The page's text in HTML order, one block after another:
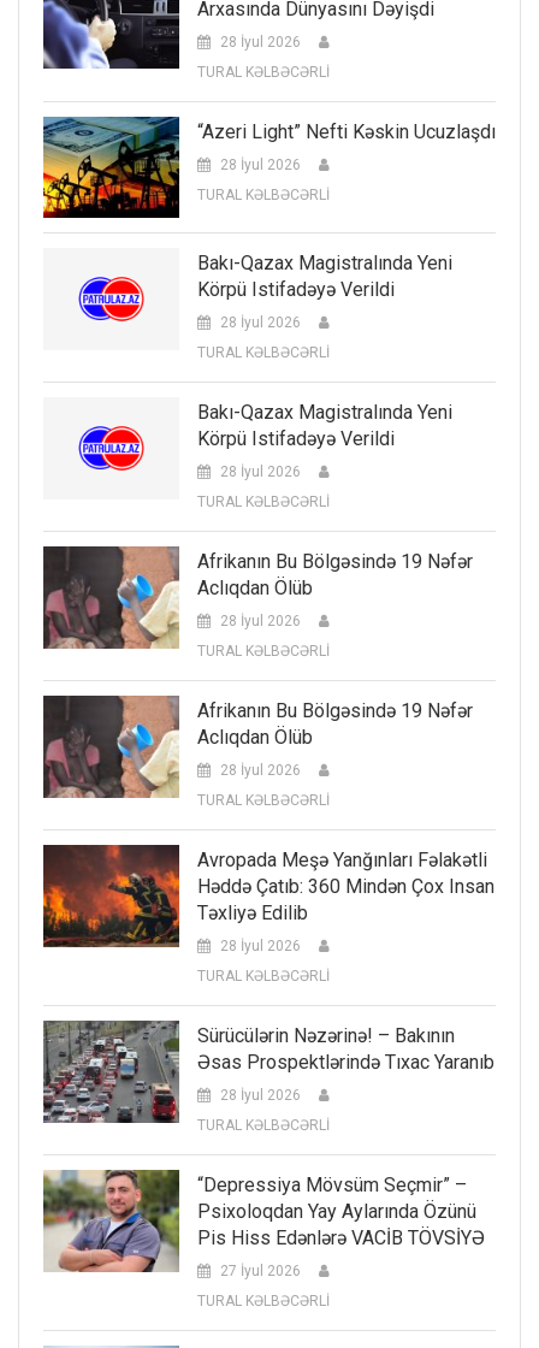
Arxasında Dünyasını Dəyişdi
28 İyul 2026
TURAL KƏLBƏCƏRLİ
“Azeri Light” Nefti Kəskin Ucuzlaşdı
28 İyul 2026
TURAL KƏLBƏCƏRLİ
Bakı-Qazax Magistralında Yeni
Körpü Istifadəyə Verildi
28 İyul 2026
TURAL KƏLBƏCƏRLİ
Bakı-Qazax Magistralında Yeni
Körpü Istifadəyə Verildi
28 İyul 2026
TURAL KƏLBƏCƏRLİ
Afrikanın Bu Bölgəsində 19 Nəfər
Aclıqdan Ölüb
28 İyul 2026
TURAL KƏLBƏCƏRLİ
Afrikanın Bu Bölgəsində 19 Nəfər
Aclıqdan Ölüb
28 İyul 2026
TURAL KƏLBƏCƏRLİ
Avropada Meşə Yanğınları Fəlakətli
Həddə Çatıb: 360 Mindən Çox Insan
Təxliyə Edilib
28 İyul 2026
TURAL KƏLBƏCƏRLİ
Sürücülərin Nəzərinə! – Bakının
Əsas Prospektlərində Tıxac Yaranıb
28 İyul 2026
TURAL KƏLBƏCƏRLİ
“Depressiya Mövsüm Seçmir” –
Psixoloqdan Yay Aylarında Özünü
Pis Hiss Edənlərə VACİB TÖVSİYƏ
27 İyul 2026
TURAL KƏLBƏCƏRLİ